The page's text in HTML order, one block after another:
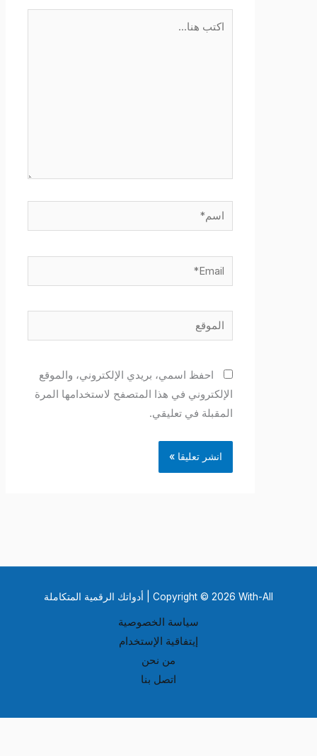
احفظ اسمي، بريدي الإلكتروني، والموقع
الإلكتروني في هذا المتصفح لاستخدامها المرة
المقبلة في تعليقي.
Copyright © 2026 With-All | أدواتك الرقمية المتكاملة
سياسة الخصوصية
إيتفاقية الإستخدام
من نحن
اتصل بنا